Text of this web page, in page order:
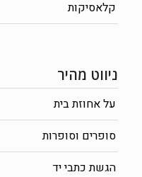
קלאסיקות
ניווט מהיר
על אחוזת בית
סופרים וסופרות
הגשת כתבי יד